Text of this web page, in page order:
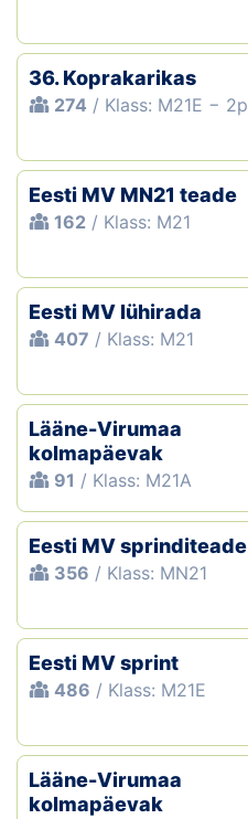
36. Koprakarikas
274 / Klass: M21E − 2p
Eesti MV MN21 teade
162 / Klass: M21
Eesti MV lühirada
407 / Klass: M21
Lääne-Virumaa
kolmapäevak
91 / Klass: M21A
Eesti MV sprinditeade
356 / Klass: MN21
Eesti MV sprint
486 / Klass: M21E
Lääne-Virumaa
kolmapäevak